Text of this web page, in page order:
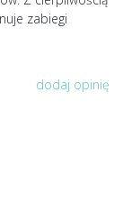
zabiegi
dodaj opinię